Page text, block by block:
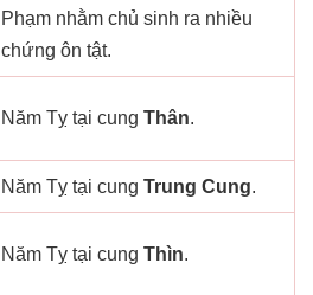
Phạm nhằm chủ sinh ra nhiều
chứng ôn tật.
Năm Tỵ tại cung Thân.
Năm Tỵ tại cung Trung Cung.
Năm Tỵ tại cung Thìn.